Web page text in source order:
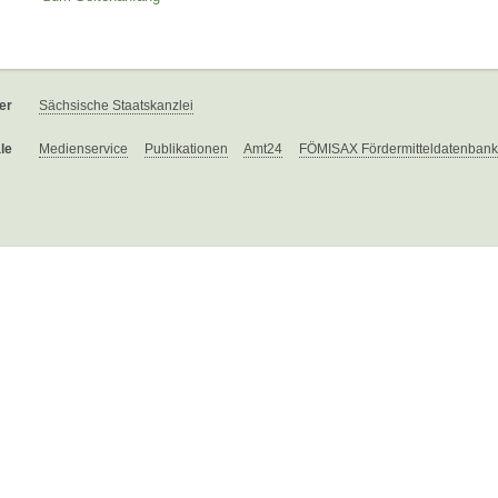
Sächsische Staatskanzlei
Medienservice Publikationen Amt24 FÖMISAX Fördermitteldatenbank